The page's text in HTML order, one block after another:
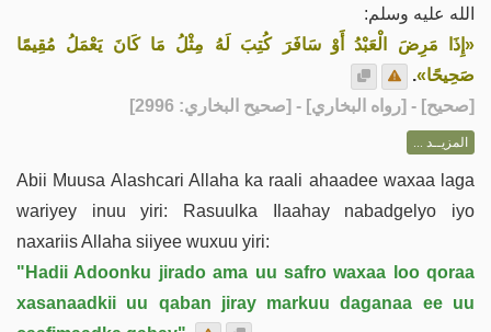
الله عليه وسلم:
«إِذَا مَرِضَ الْعَبْدُ أَوْ سَافَرَ كُتِبَ لَهُ مِثْلُ مَا كَانَ يَعْمَلُ مُقِيمًا
صَحِيحًا».
[صحيح] - [رواه البخاري] - [صحيح البخاري: 2996]
المزيــد ...
Abii Muusa Alashcari Allaha ka raali ahaadee waxaa laga
wariyey inuu yiri: Rasuulka Ilaahay nabadgelyo iyo
naxariis Allaha siiyee wuxuu yiri:
"Hadii Adoonku jirado ama uu safro waxaa loo qoraa
xasanaadkii uu qaban jiray markuu daganaa ee uu